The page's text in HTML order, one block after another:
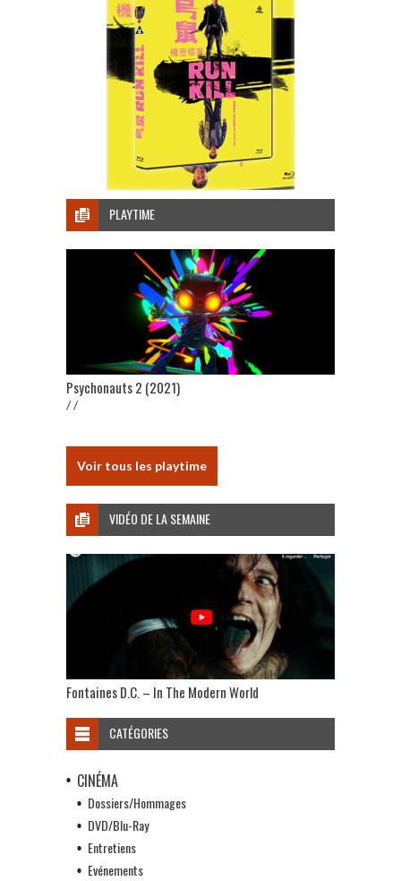
PLAYTIME
Psychonauts 2 (2021)
/ /
Voir tous les playtime
VIDÉO DE LA SEMAINE
Fontaines D.C. – In The Modern World
CATÉGORIES
CINÉMA
Dossiers/Hommages
DVD/Blu-Ray
Entretiens
Evénements